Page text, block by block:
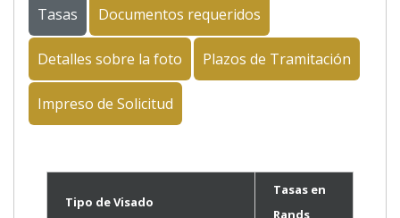
Tasas Documentos requeridos
Detalles sobre la foto Plazos de Tramitación
Impreso de Solicitud
Tipo de Visado
Tasas en
Rands